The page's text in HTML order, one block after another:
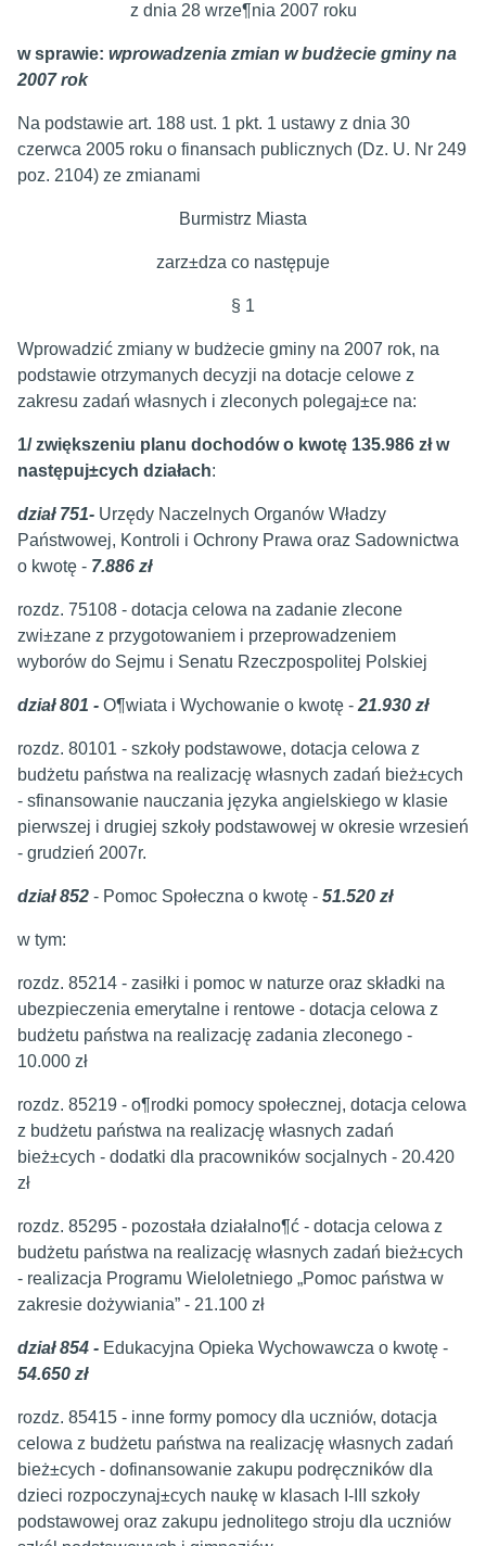
z dnia 28 wrze¶nia 2007 roku
w sprawie: wprowadzenia zmian w budżecie gminy na
2007 rok
Na podstawie art. 188 ust. 1 pkt. 1 ustawy z dnia 30
czerwca 2005 roku o finansach publicznych (Dz. U. Nr 249
poz. 2104) ze zmianami
Burmistrz Miasta
zarz±dza co następuje
§ 1
Wprowadzić zmiany w budżecie gminy na 2007 rok, na
podstawie otrzymanych decyzji na dotacje celowe z
zakresu zadań własnych i zleconych polegaj±ce na:
1/ zwiększeniu planu dochodów o kwotę 135.986 zł w
następuj±cych działach:
dział 751- Urzędy Naczelnych Organów Władzy
Państwowej, Kontroli i Ochrony Prawa oraz Sadownictwa
o kwotę - 7.886 zł
rozdz. 75108 - dotacja celowa na zadanie zlecone
zwi±zane z przygotowaniem i przeprowadzeniem
wyborów do Sejmu i Senatu Rzeczpospolitej Polskiej
dział 801 - O¶wiata i Wychowanie o kwotę - 21.930 zł
rozdz. 80101 - szkoły podstawowe, dotacja celowa z
budżetu państwa na realizację własnych zadań bież±cych
- sfinansowanie nauczania języka angielskiego w klasie
pierwszej i drugiej szkoły podstawowej w okresie wrzesień
- grudzień 2007r.
dział 852 - Pomoc Społeczna o kwotę - 51.520 zł
w tym:
rozdz. 85214 - zasiłki i pomoc w naturze oraz składki na
ubezpieczenia emerytalne i rentowe - dotacja celowa z
budżetu państwa na realizację zadania zleconego -
10.000 zł
rozdz. 85219 - o¶rodki pomocy społecznej, dotacja celowa
z budżetu państwa na realizację własnych zadań
bież±cych - dodatki dla pracowników socjalnych - 20.420
zł
rozdz. 85295 - pozostała działalno¶ć - dotacja celowa z
budżetu państwa na realizację własnych zadań bież±cych
- realizacja Programu Wieloletniego „Pomoc państwa w
zakresie dożywiania” - 21.100 zł
dział 854 - Edukacyjna Opieka Wychowawcza o kwotę -
54.650 zł
rozdz. 85415 - inne formy pomocy dla uczniów, dotacja
celowa z budżetu państwa na realizację własnych zadań
bież±cych - dofinansowanie zakupu podręczników dla
dzieci rozpoczynaj±cych naukę w klasach I-III szkoły
podstawowej oraz zakupu jednolitego stroju dla uczniów